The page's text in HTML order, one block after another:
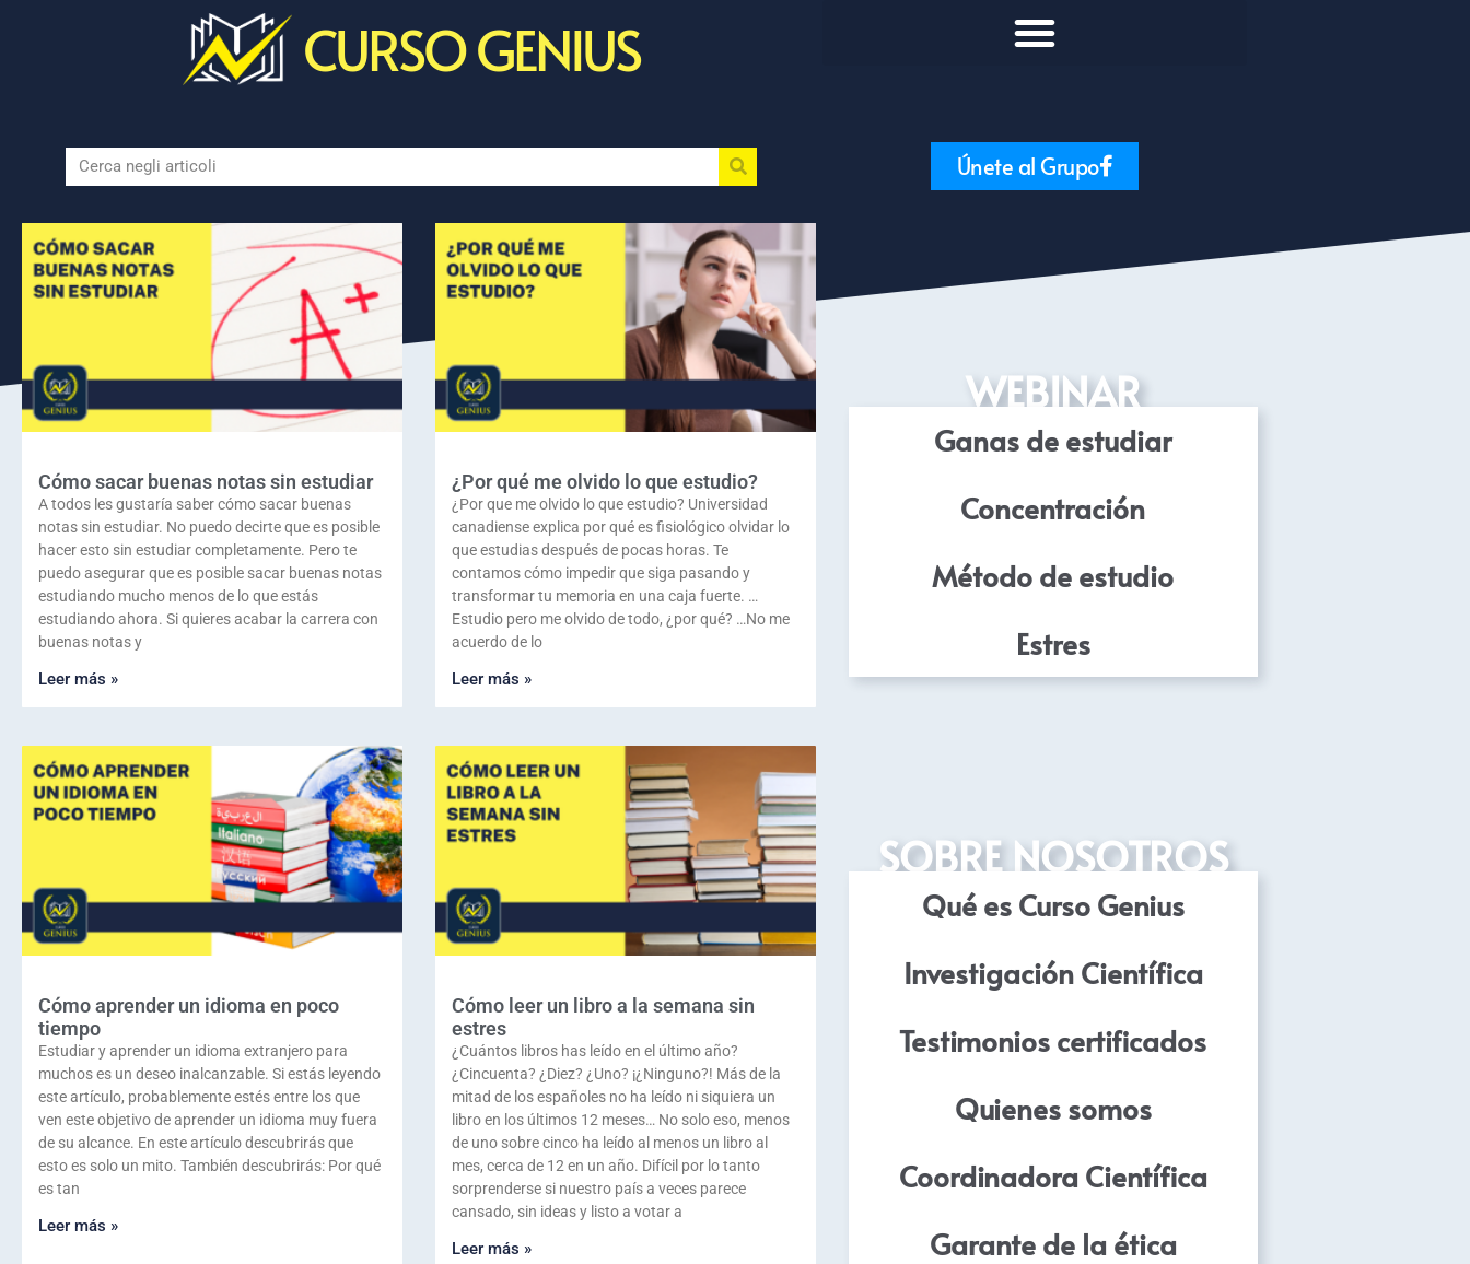
CURSO GENIUS
Únete al Grupo
Cómo sacar buenas notas sin estudiar
A todos les gustaría saber cómo sacar buenas
notas sin estudiar. No puedo decirte que es posible
hacer esto sin estudiar completamente. Pero te
puedo asegurar que es posible sacar buenas notas
estudiando mucho menos de lo que estás
estudiando ahora. Si quieres acabar la carrera con
buenas notas y
Leer más »
¿Por qué me olvido lo que estudio?
¿Por que me olvido lo que estudio? Universidad
canadiense explica por qué es fisiológico olvidar lo
que estudias después de pocas horas. Te
contamos cómo impedir que siga pasando y
transformar tu memoria en una caja fuerte. …
Estudio pero me olvido de todo, ¿por qué? …No me
acuerdo de lo
Leer más »
Cómo aprender un idioma en poco
tiempo
Estudiar y aprender un idioma extranjero para
muchos es un deseo inalcanzable. Si estás leyendo
este artículo, probablemente estés entre los que
ven este objetivo de aprender un idioma muy fuera
de su alcance. En este artículo descubrirás que
esto es solo un mito. También descubrirás: Por qué
es tan
Leer más »
Cómo leer un libro a la semana sin
estres
¿Cuántos libros has leído en el último año?
¿Cincuenta? ¿Diez? ¿Uno? ¡¿Ninguno?! Más de la
mitad de los españoles no ha leído ni siquiera un
libro en los últimos 12 meses… No solo eso, menos
de uno sobre cinco ha leído al menos un libro al
mes, cerca de 12 en un año. Difícil por lo tanto
sorprenderse si nuestro país a veces parece
cansado, sin ideas y listo a votar a
Leer más »
WEBINAR
Ganas de estudiar
Concentración
Método de estudio
Estres
SOBRE NOSOTROS
Qué es Curso Genius
Investigación Científica
Testimonios certificados
Quienes somos
Coordinadora Científica
Garante de la ética